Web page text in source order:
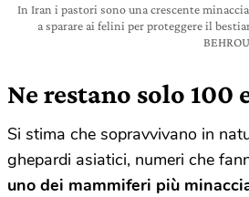
In Iran i pastori sono una crescente
a sparare ai felini per proteggere il
Ne restano solo 100
Si stima che sopravvivano in
ghepardi asiatici, numeri che
uno dei mammiferi più